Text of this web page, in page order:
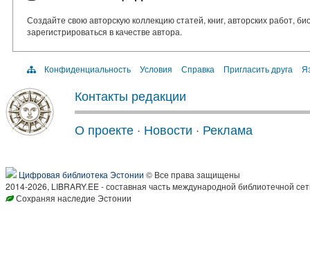
Создайте свою авторскую коллекцию статей, книг, авторских работ,
зарегистрироваться в качестве автора.
Конфиденциальность Условия Справка Пригласить друга
Контакты редакции
О проекте · Новости · Реклама
Цифровая библиотека Эстонии © Все права защищены
2014-2026, LIBRARY.EE - составная часть международной библиотечной
Сохраняя наследие Эстонии